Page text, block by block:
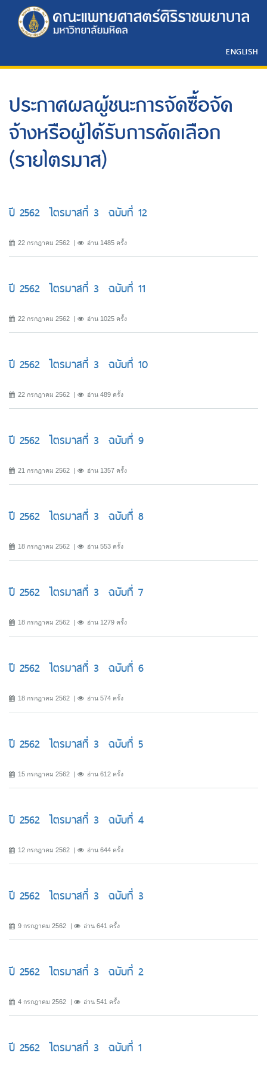
ENGLISH
ประกาศผลผู้ชนะการจัดซื้อจัด
จ้างหรือผู้ได้รับการคัดเลือก
(รายไตรมาส)
ปี 2562 ไตรมาสที่ 3 ฉบับที่ 12
22 กรกฎาคม 2562 อ่าน 1485 ครั้ง
ปี 2562 ไตรมาสที่ 3 ฉบับที่ 11
22 กรกฎาคม 2562 อ่าน 1025 ครั้ง
ปี 2562 ไตรมาสที่ 3 ฉบับที่ 10
22 กรกฎาคม 2562 อ่าน 489 ครั้ง
ปี 2562 ไตรมาสที่ 3 ฉบับที่ 9
21 กรกฎาคม 2562 อ่าน 1357 ครั้ง
ปี 2562 ไตรมาสที่ 3 ฉบับที่ 8
18 กรกฎาคม 2562 อ่าน 553 ครั้ง
ปี 2562 ไตรมาสที่ 3 ฉบับที่ 7
18 กรกฎาคม 2562 อ่าน 1279 ครั้ง
ปี 2562 ไตรมาสที่ 3 ฉบับที่ 6
18 กรกฎาคม 2562 อ่าน 574 ครั้ง
ปี 2562 ไตรมาสที่ 3 ฉบับที่ 5
15 กรกฎาคม 2562 อ่าน 612 ครั้ง
ปี 2562 ไตรมาสที่ 3 ฉบับที่ 4
12 กรกฎาคม 2562 อ่าน 644 ครั้ง
ปี 2562 ไตรมาสที่ 3 ฉบับที่ 3
9 กรกฎาคม 2562 อ่าน 641 ครั้ง
ปี 2562 ไตรมาสที่ 3 ฉบับที่ 2
4 กรกฎาคม 2562 อ่าน 541 ครั้ง
ปี 2562 ไตรมาสที่ 3 ฉบับที่ 1